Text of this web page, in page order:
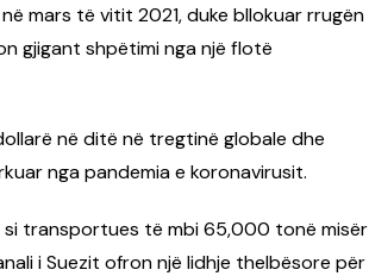
mars të vitit 2021, duke bllokuar rrugën
gjigant shpëtimi nga një flotë
në ditë në tregtinë globale dhe
nga pandemia e koronavirusit.
si transportues të mbi 65,000 tonë misër
i Suezit ofron një lidhje thelbësore për